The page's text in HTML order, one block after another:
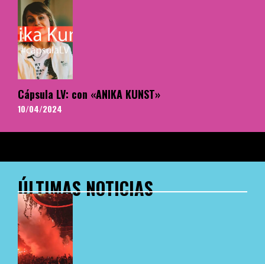
Cápsula LV: con «ANIKA KUNST»
10/04/2024
ÚLTIMAS NOTICIAS